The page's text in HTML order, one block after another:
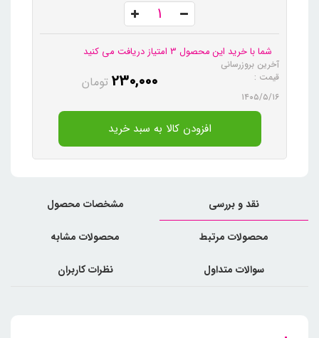
شما با خرید این محصول 3 امتیاز دریافت می کنید
آخرین بروزرسانی
قیمت :
۱۴۰۵/۵/۱۶
230,000 تومان
افزودن کالا به سبد خرید
نقد و بررسی مشخصات محصول
محصولات مرتبط محصولات مشابه
سوالات متداول نظرات کاربران